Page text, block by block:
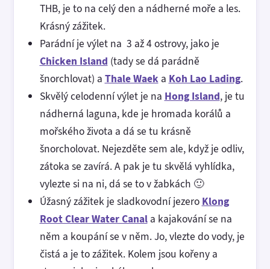
THB, je to na celý den a nádherné moře a les.
Krásný zážitek.
Parádní je výlet na 3 až 4 ostrovy, jako je
Chicken Island (tady se dá parádně
šnorchlovat) a Thale Waeka Koh Lao Lading.
Skvělý celodenní výlet je na Hong Island, je tu
nádherná laguna, kde je hromada korálů a
mořského života a dá se tu krásně
šnorcholovat. Nejezděte sem ale, když je odliv,
zátoka se zavírá. A pak je tu skvělá vyhlídka,
vylezte si na ni, dá se to v žabkách 🙂
Úžasný zážitek je sladkovodní jezero Klong
Root Clear Water Canala kajakování se na
něm a koupání se v něm. Jo, vlezte do vody, je
čistá a je to zážitek. Kolem jsou kořeny a